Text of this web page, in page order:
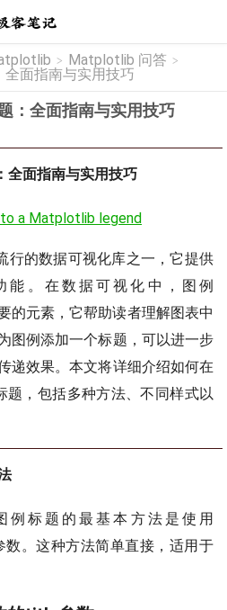
> Matplotlib 问答 >
面指南与实用技巧
：全面指南与实用技巧
面指南与实用技巧
a Matplotlib legend
行的数据可视化库之一，它提供
能。在数据可视化中，图例
的元素，它帮助读者理解图表中
图例添加一个标题，可以进一步
递效果。本文将详细介绍如何在
，包括多种方法、不同样式以
例标题的最基本方法是使用
数。这种方法简单直接，适用于